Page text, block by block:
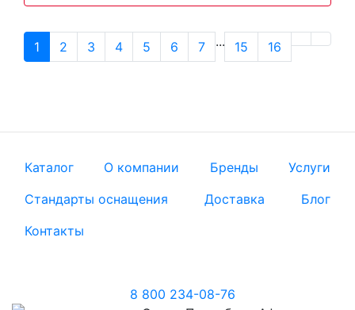
1 2 3 4 5 6 7 ... 15 16
Каталог О компании Бренды
Услуги
Стандарты оснащения
Доставка
Блог
Контакты
8 800 234-08-76